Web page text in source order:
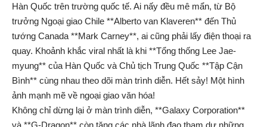
Hàn Quốc trên trường quốc tế. Ai nấy đều mê mẩn, từ Bộ
trưởng Ngoại giao Chile **Alberto van Klaveren** đến Thủ
tướng Canada **Mark Carney**, ai cũng phải lấy điện thoại ra
quay. Khoảnh khắc viral nhất là khi **Tổng thống Lee Jae-
myung** của Hàn Quốc và Chủ tịch Trung Quốc **Tập Cận
Bình** cùng nhau theo dõi màn trình diễn. Hết sảy! Một hình
ảnh mạnh mẽ về ngoại giao văn hóa!
Không chỉ dừng lại ở màn trình diễn, **Galaxy Corporation**
và **G-Dragon** còn tặng các nhà lãnh đạo tham dự những